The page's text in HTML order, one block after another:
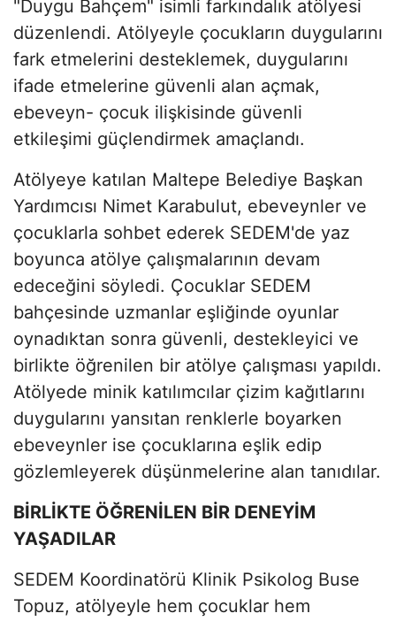
"Duygu Bahçem" isimli farkındalık atölyesi
düzenlendi. Atölyeyle çocukların duygularını
fark etmelerini desteklemek, duygularını
ifade etmelerine güvenli alan açmak,
ebeveyn- çocuk ilişkisinde güvenli
etkileşimi güçlendirmek amaçlandı.
Atölyeye katılan Maltepe Belediye Başkan
Yardımcısı Nimet Karabulut, ebeveynler ve
çocuklarla sohbet ederek SEDEM'de yaz
boyunca atölye çalışmalarının devam
edeceğini söyledi. Çocuklar SEDEM
bahçesinde uzmanlar eşliğinde oyunlar
oynadıktan sonra güvenli, destekleyici ve
birlikte öğrenilen bir atölye çalışması yapıldı.
Atölyede minik katılımcılar çizim kağıtlarını
duygularını yansıtan renklerle boyarken
ebeveynler ise çocuklarına eşlik edip
gözlemleyerek düşünmelerine alan tanıdılar.
BİRLİKTE ÖĞRENİLEN BİR DENEYİM
YAŞADILAR
SEDEM Koordinatörü Klinik Psikolog Buse
Topuz, atölyeyle hem çocuklar hem